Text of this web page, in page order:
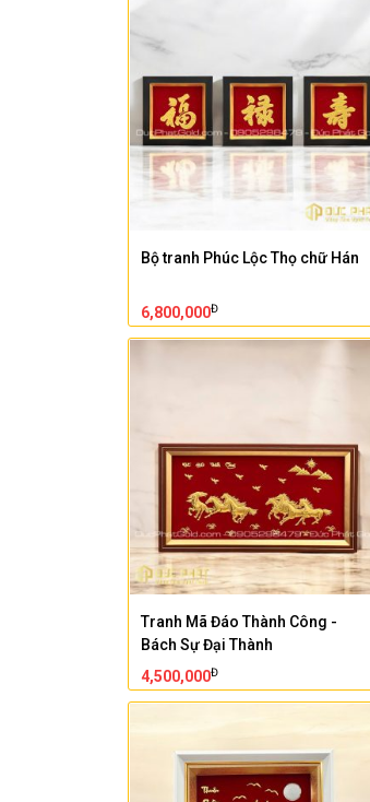
Bộ tranh Phúc Lộc Thọ chữ Hán
6,800,000Đ
Tranh Mã Đáo Thành Công -
Bách Sự Đại Thành
4,500,000Đ